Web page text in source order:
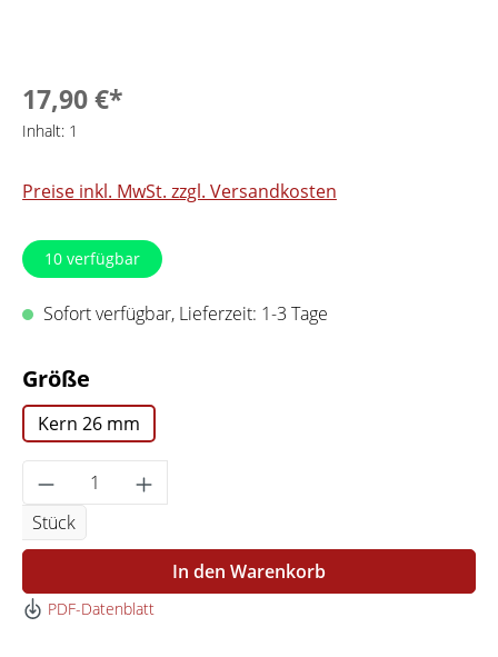
17,90 €*
Inhalt: 1
Preise inkl. MwSt. zzgl. Versandkosten
10 verfügbar
Sofort verfügbar, Lieferzeit: 1-3 Tage
Größe
Kern 26 mm
Produkt Anzahl: Gib den gewünschten
Stück
In den Warenkorb
PDF-Datenblatt